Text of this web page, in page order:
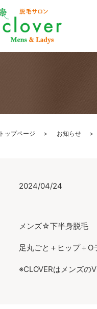
トップページ お知らせ
2024/04/24
メンズ☆下半身脱毛
足丸ごと＋ヒップ＋
※CLOVERはメンズの